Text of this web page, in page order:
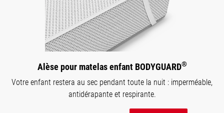
Alèse pour matelas enfant BODYGUARD®
Votre enfant restera au sec pendant toute la nuit : imperméable,
antidérapante et respirante.